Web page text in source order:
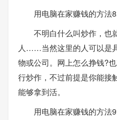
用电脑在家赚钱的方法
不明白什么叫炒作，也
人……当然这里的人可以是
物或公司。网上怎么挣钱?
行炒作，不过前提是你能接
能够拿到活。
用电脑在家赚钱的方法